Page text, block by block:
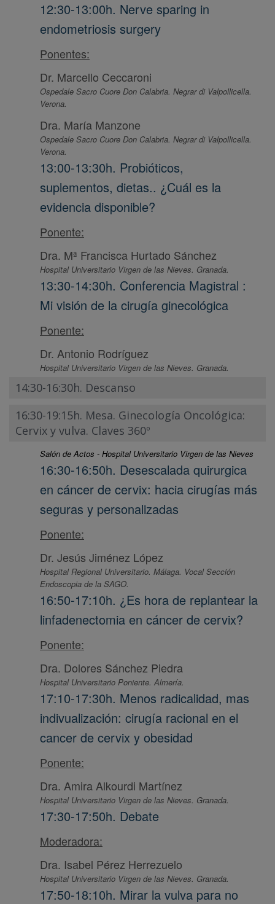
12:30-13:00h. Nerve sparing in
endometriosis surgery
Ponentes:
Dr. Marcello Ceccaroni
Ospedale Sacro Cuore Don Calabria. Negrar di Valpollicella.
Verona.
Dra. María Manzone
Ospedale Sacro Cuore Don Calabria. Negrar di Valpollicella.
Verona.
13:00-13:30h. Probióticos,
suplementos, dietas.. ¿Cuál es la
evidencia disponible?
Ponente:
Dra. Mª Francisca Hurtado Sánchez
Hospital Universitario Virgen de las Nieves. Granada.
13:30-14:30h. Conferencia Magistral :
Mi visión de la cirugía ginecológica
Ponente:
Dr. Antonio Rodríguez
Hospital Universitario Virgen de las Nieves. Granada.
14:30-16:30h. Descanso
16:30-19:15h. Mesa. Ginecología Oncológica:
Cervix y vulva. Claves 360º
Salón de Actos - Hospital Universitario Virgen de las Nieves
16:30-16:50h. Desescalada quirurgica
en cáncer de cervix: hacia cirugías más
seguras y personalizadas
Ponente:
Dr. Jesús Jiménez López
Hospital Regional Universitario. Málaga. Vocal Sección
Endoscopia de la SAGO.
16:50-17:10h. ¿Es hora de replantear la
linfadenectomia en cáncer de cervix?
Ponente:
Dra. Dolores Sánchez Piedra
Hospital Universitario Poniente. Almería.
17:10-17:30h. Menos radicalidad, mas
indivualización: cirugía racional en el
cancer de cervix y obesidad
Ponente:
Dra. Amira Alkourdi Martínez
Hospital Universitario Virgen de las Nieves. Granada.
17:30-17:50h. Debate
Moderadora:
Dra. Isabel Pérez Herrezuelo
Hospital Universitario Virgen de las Nieves. Granada.
17:50-18:10h. Mirar la vulva para no